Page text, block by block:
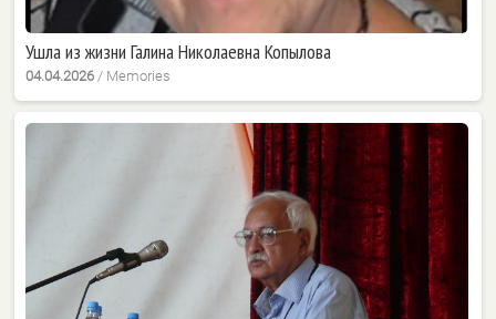
Ушла из жизни Галина Николаевна Копылова
04.04.2026 / Memories